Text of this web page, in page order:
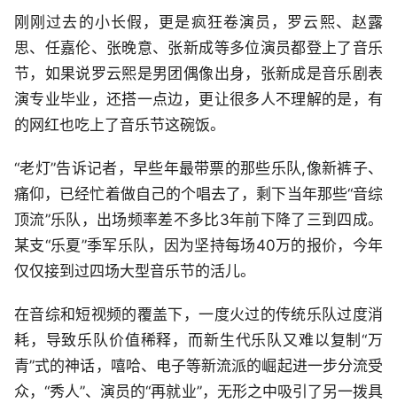
刚刚过去的小长假，更是疯狂卷演员，罗云熙、赵露
思、任嘉伦、张晚意、张新成等多位演员都登上了音乐
节，如果说罗云熙是男团偶像出身，张新成是音乐剧表
演专业毕业，还搭一点边，更让很多人不理解的是，有
的网红也吃上了音乐节这碗饭。
“老灯”告诉记者，早些年最带票的那些乐队,像新裤子、
痛仰，已经忙着做自己的个唱去了，剩下当年那些“音综
顶流”乐队，出场频率差不多比3年前下降了三到四成。
某支“乐夏”季军乐队，因为坚持每场40万的报价，今年
仅仅接到过四场大型音乐节的活儿。
在音综和短视频的覆盖下，一度火过的传统乐队过度消
耗，导致乐队价值稀释，而新生代乐队又难以复制“万
青”式的神话，嘻哈、电子等新流派的崛起进一步分流受
众，“秀人”、演员的“再就业”，无形之中吸引了另一拨具